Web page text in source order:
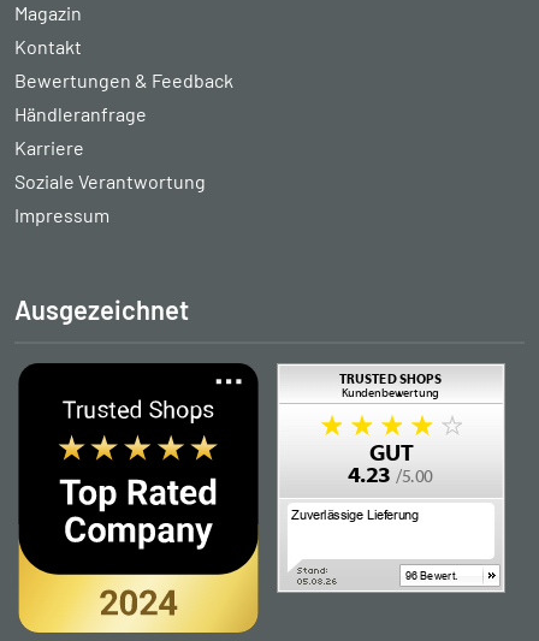
Magazin
Kontakt
Bewertungen & Feedback
Händleranfrage
Karriere
Soziale Verantwortung
Impressum
Ausgezeichnet